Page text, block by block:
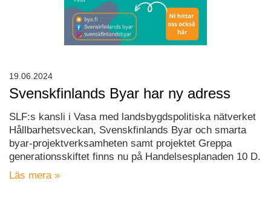
Svenskfinlands Byar har ny adress
SLF:s kansli i Vasa med landsbygdspolitiska nätverket
Hållbarhetsveckan, Svenskfinlands Byar och smarta
byar-projektverksamheten samt projektet Greppa
generationsskiftet finns nu på Handelsesplanaden 10 D.
Läs mera »
19.06.2024